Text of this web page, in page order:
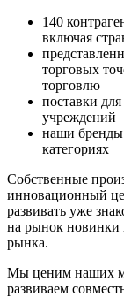
140
включая
торговых
торговлю
поставки
учреждений
наши бренды
категориях
Собственные
инновационный
развивать уже
на рынок новинки
рынка.
Мы ценим наших
развиваем